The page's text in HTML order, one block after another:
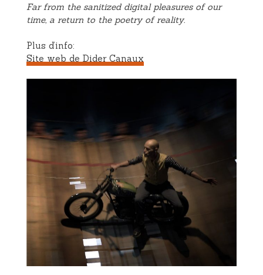
Far from the sanitized digital pleasures of our
time, a return to the poetry of reality.
Plus d’info:
Site web de Dider Canaux